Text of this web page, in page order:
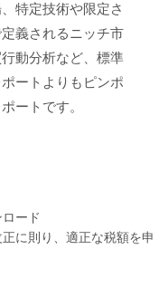
特定技術や限定さ
義されるニッチ市
動分析など、標準
ートよりもピンポ
ートです。
ード
に則り、適正な税額を申